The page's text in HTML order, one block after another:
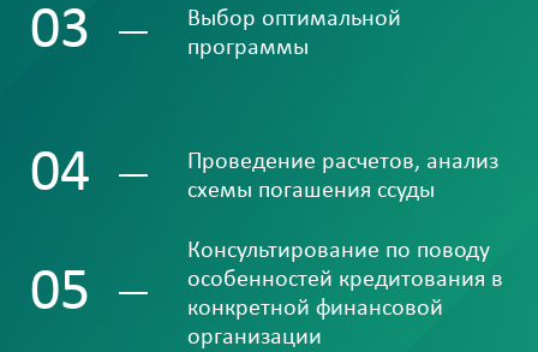
03
Выбор оптимальной
программы
04
Проведение расчетов, анализ
схемы погашения ссуды
05
Консультирование по поводу
особенностей кредитования в
конкретной финансовой
организации